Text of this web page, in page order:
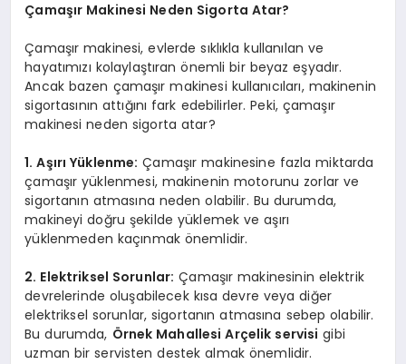
Çamaşır Makinesi Neden Sigorta Atar?
Çamaşır makinesi, evlerde sıklıkla kullanılan ve
hayatımızı kolaylaştıran önemli bir beyaz eşyadır.
Ancak bazen çamaşır makinesi kullanıcıları, makinenin
sigortasının attığını fark edebilirler. Peki, çamaşır
makinesi neden sigorta atar?
1. Aşırı Yüklenme: Çamaşır makinesine fazla miktarda
çamaşır yüklenmesi, makinenin motorunu zorlar ve
sigortanın atmasına neden olabilir. Bu durumda,
makineyi doğru şekilde yüklemek ve aşırı
yüklenmeden kaçınmak önemlidir.
2. Elektriksel Sorunlar: Çamaşır makinesinin elektrik
devrelerinde oluşabilecek kısa devre veya diğer
elektriksel sorunlar, sigortanın atmasına sebep olabilir.
Bu durumda, Örnek Mahallesi Arçelik servisi gibi
uzman bir servisten destek almak önemlidir.